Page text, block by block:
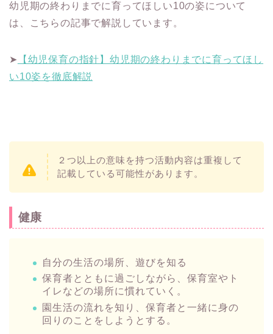
幼児期の終わりまでに育ってほしい10の姿について
は、こちらの記事で解説しています。
➤
【幼児保育の指針】幼児期の終わりまでに育ってほし
い10姿を徹底解説
２つ以上の意味を持つ活動内容は重複して
記載している可能性があります。
健康
自分の生活の場所、遊びを知る
保育者とともに過ごしながら、保育室やト
イレなどの場所に慣れていく。
園生活の流れを知り、保育者と一緒に身の
回りのことをしようとする。